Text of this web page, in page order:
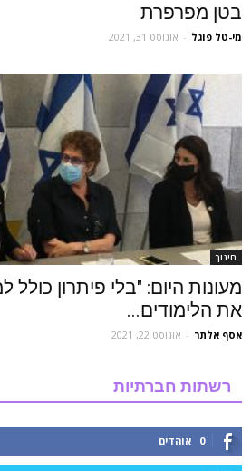
בטן מפרפרת
‫מי-טל פוגל - אוגוסט 31, 2021
חינוך
מעונות היום: "בלי פיתרון
את הלימודים...
אסף אלתר - אוגוסט 22, 2021
רשתות חברתיות
0 אוהדים